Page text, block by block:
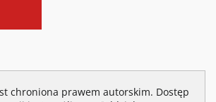
chroniona prawem autorskim. Dostęp